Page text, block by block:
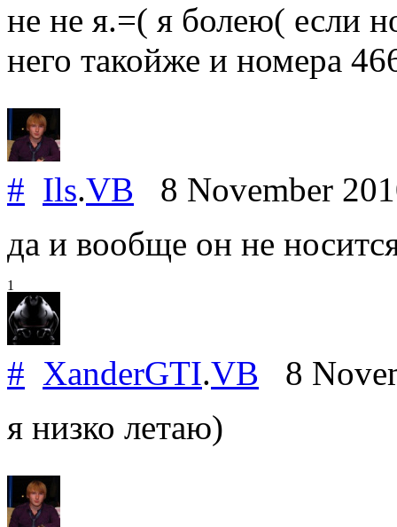
не не я.=( я болею( если
него такойже и номера
# Ils.VB 8 November
да и вообще он не
1
# XanderGTI.VB 8
я низко летаю)